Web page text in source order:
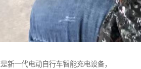
新一代电动自行车智能充电设备，